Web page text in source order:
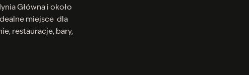
Główna i około
miejsce dla
restauracje, bary,